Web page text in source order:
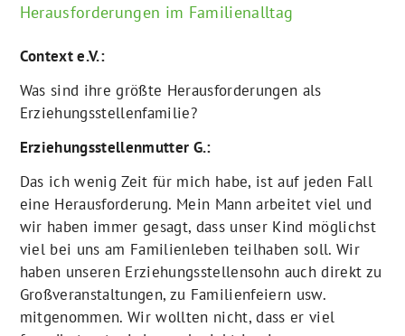
Herausforderungen im Familienalltag
Context e.V.:
Was sind ihre größte Herausforderungen als
Erziehungsstellenfamilie?
Erziehungsstellenmutter G.:
Das ich wenig Zeit für mich habe, ist auf jeden Fall
eine Herausforderung. Mein Mann arbeitet viel und
wir haben immer gesagt, dass unser Kind möglichst
viel bei uns am Familienleben teilhaben soll. Wir
haben unseren Erziehungsstellensohn auch direkt zu
Großveranstaltungen, zu Familienfeiern usw.
mitgenommen. Wir wollten nicht, dass er viel